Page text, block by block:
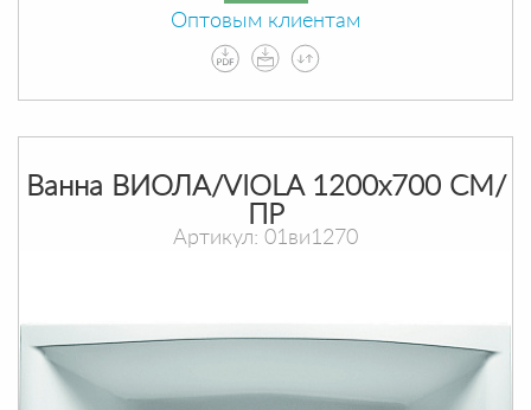
Оптовым клиентам
Ванна ВИОЛА/VIOLA 1200х700 СМ/
ПР
Артикул: 01ви1270